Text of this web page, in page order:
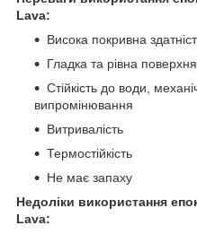
Lava:
Висока покривна
Гладка та рівна поверхня
Стійкість до води,
випромінювання
Витривалість
Термостійкість
Не має запаху
Недоліки використання
Lava: